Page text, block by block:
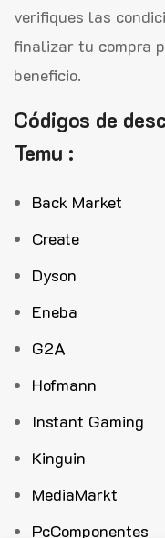
verifiques las
finalizar tu compra
beneficio.
Códigos de
Temu :
Back Market
Create
Dyson
Eneba
G2A
Hofmann
Instant Gaming
Kinguin
MediaMarkt
PcComponentes